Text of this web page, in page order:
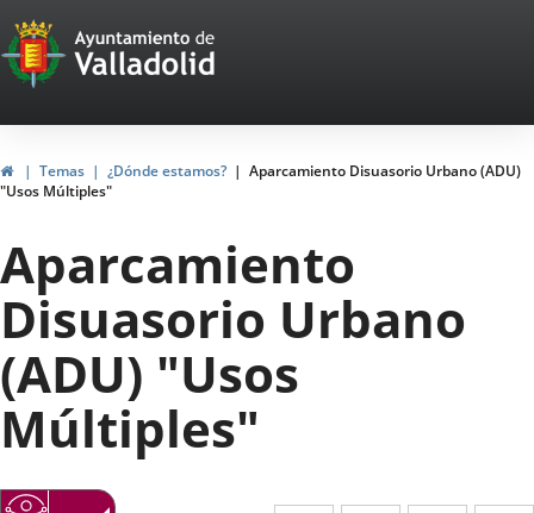
Portal
Web
del
Ayuntamiento
de
Valladolid
HomeTemas ¿Dónde estamos?
Aparcamiento Disuasorio Urbano (ADU)
"Usos Múltiples"
Aparcamiento
Disuasorio Urbano
(ADU) "Usos
Múltiples"